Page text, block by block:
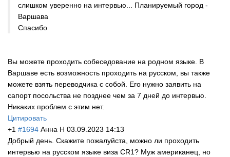
слишком уверенно на интервью... Планируемый город -
Варшава
Спасибо
Вы можете проходить собеседование на родном языке. В
Варшаве есть возможность проходить на русском, вы также
можете взять переводчика с собой. Его нужно заявить на
сапорт посольства не позднее чем за 7 дней до интервью.
Никаких проблем с этим нет.
Цитировать
+1 #1694 Анна H 03.09.2023 14:13
Добрый день. Скажите пожалуйста, можно ли проходить
интервью на русском языке виза CR1? Муж американец, но